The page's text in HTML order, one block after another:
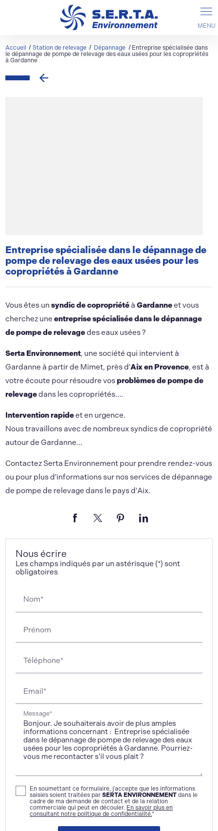
Accueil Station de relevage Dépannage
Entreprise spécialisée dans
le dépannage de pompe de relevage des eaux usées pour les copropriétés
à Gardanne
Entreprise spécialisée dans le dépannage de
pompe de relevage des eaux usées pour les
copropriétés à Gardanne
Vous êtes unsyndic de copropriété àGardanneet vous
cherchez uneentreprise spécialisée dans le dépannage
de pompe de relevagedes eaux usées ?
Serta Environnement, une société qui intervient à
Gardanne à partir de Mimet, près d'Aix en Provence, est à
votre écoute pour résoudre vosproblèmes de pompe de
relevagedans les copropriétés....
Intervention rapideet en urgence.
Nous travaillons avec de nombreux syndics de copropriété
autour de Gardanne...
Contactez Serta Environnement pour prendre rendez-vous
ou pour plus d'informations sur nos services de dépannage
de pompe de relevage dans le pays d'Aix.
Nous écrire
Les champs indiqués par un astérisque (*) sont
obligatoires
Nom*
Prénom
Téléphone*
Email*
Message*
En soumettant ce formulaire, j'accepte que les informations
saisies soient traitées parSERTA ENVIRONNEMENT dans le
cadre de ma demande de contact et de la relation
commerciale qui peut en découler. En savoir plus en
consultant notre politique de confidentialité.*